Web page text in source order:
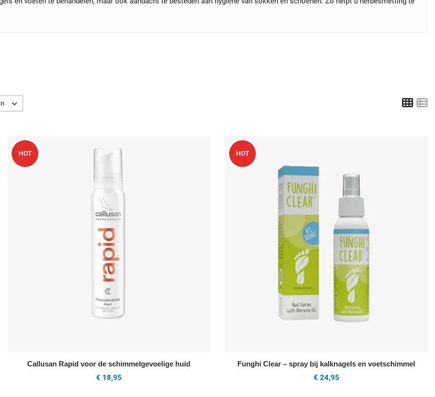
Grid
toe aan mijn wenslijst
View
HOT
Voeg toe aan mijn wenslijst
Quick View
Callusan Rapid voor de schimmelgevoelige huid
€ 18,95
HOT
Funghi Clear – spray bij kalknagels en voetschimmel
€ 24,95